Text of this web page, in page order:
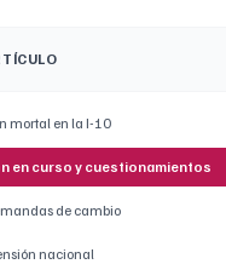
mortal en la I-10
en curso y cuestionamientos
de cambio
nacional